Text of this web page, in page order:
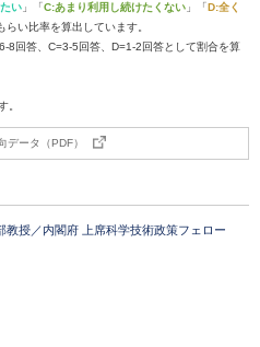
い 」「C:あまり利用し続けたくない 」「D:全く
らい比率を算出しています。
回答、C=3-5回答、D=1-2回答として割合を算
。
データ（PDF）
教授／内閣府 上席科学技術政策フェロー